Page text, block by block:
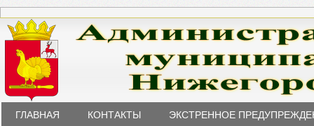
ГЛАВНАЯ КОНТАКТЫ ЭКСТРЕННОЕ